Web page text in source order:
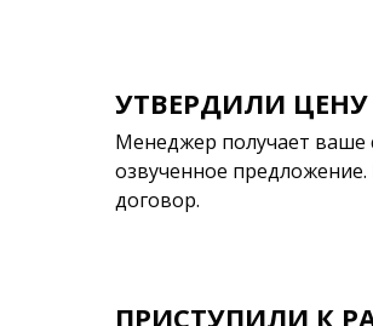
УТВЕРДИЛИ ЦЕНУ
Менеджер получает ваше
озвученное
договор.
ПРИСТУПИЛИ К